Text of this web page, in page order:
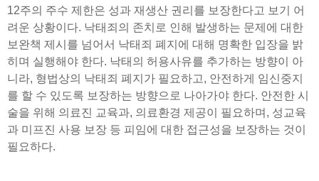
12주의 주수 제한은 성과 재생산 권리를 보장한다고 보기 어
려운 상황이다. 낙태죄의 존치로 인해 발생하는 문제에 대한
보완책 제시를 넘어서 낙태죄 폐지에 대해 명확한 입장을 밝
히며 실행해야 한다. 낙태의 허용사유를 추가하는 방향이 아
니라, 형법상의 낙태죄 폐지가 필요하고, 안전하게 임신중지
를 할 수 있도록 보장하는 방향으로 나아가야 한다. 안전한 시
술을 위해 의료진 교육과, 의료환경 제공이 필요하며, 성교육
과 미프진 사용 보장 등 피임에 대한 접근성을 보장하는 것이
필요하다.